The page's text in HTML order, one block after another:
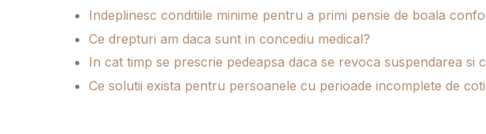
Indeplinesc conditiile minime pentru a primi pensie de boala
Ce drepturi am daca sunt in concediu medical?
In cat timp se prescrie pedeapsa daca se revoca suspendarea
Ce solutii exista pentru persoanele cu perioade incomplete de